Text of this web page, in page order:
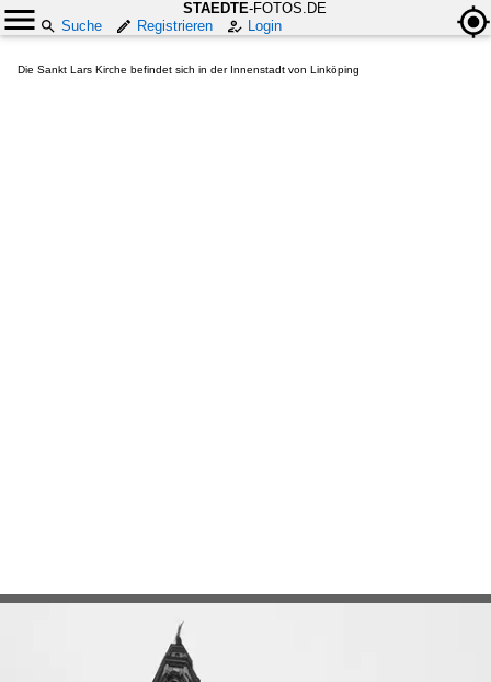
STAEDTE-FOTOS.DE
Suche
Registrieren Login
Die Sankt Lars Kirche befindet sich in der Innenstadt von Linköping